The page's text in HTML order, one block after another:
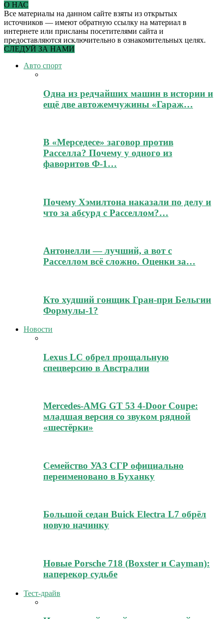
О НАС
Все материалы на данном сайте взяты из открытых
источников — имеют обратную ссылку на материал в
интернете или присланы посетителями сайта и
предоставляются исключительно в ознакомительных целях.
СЛЕДУЙ ЗА НАМИ
Авто спорт
Одна из редчайших машин в истории и
ещё две автожемчужины «Гараж…
В «Мерседесе» заговор против
Расселла? Почему у одного из
фаворитов Ф-1…
Почему Хэмилтона наказали по делу и
что за абсурд с Расселлом?…
Антонелли — лучший, а вот с
Расселлом всё сложно. Оценки за…
Кто худший гонщик Гран-при Бельгии
Формулы-1?
Новости
Lexus LC обрел прощальную
спецверсию в Австралии
Mercedes-AMG GT 53 4-Door Coupe:
младшая версия со звуком рядной
«шестёрки»
Семейство УАЗ СГР официально
переименовано в Буханку
Большой седан Buick Electra L7 обрёл
новую начинку
Новые Porsche 718 (Boxster и Cayman):
наперекор судьбе
Тест-драйв